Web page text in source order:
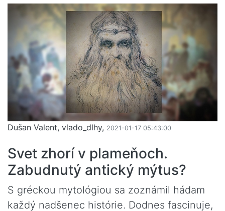
Dušan Valent, vlado_dlhy, 2021-01-17 05:43:00
Svet zhorí v plameňoch.
Zabudnutý antický mýtus?
S gréckou mytológiou sa zoznámil hádam
každý nadšenec histórie. Dodnes fascinuje,